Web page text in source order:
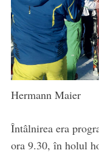
Hermann Maier
Întâlnirea era
ora 9.30, în holul